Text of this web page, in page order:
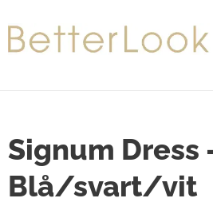
Signum Dress
Blå/svart/vit